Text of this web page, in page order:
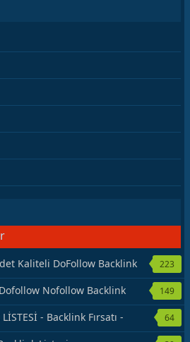
Kaliteli DoFollow Backlink
223
Nofollow Backlink
149
- Backlink Fırsatı -
64